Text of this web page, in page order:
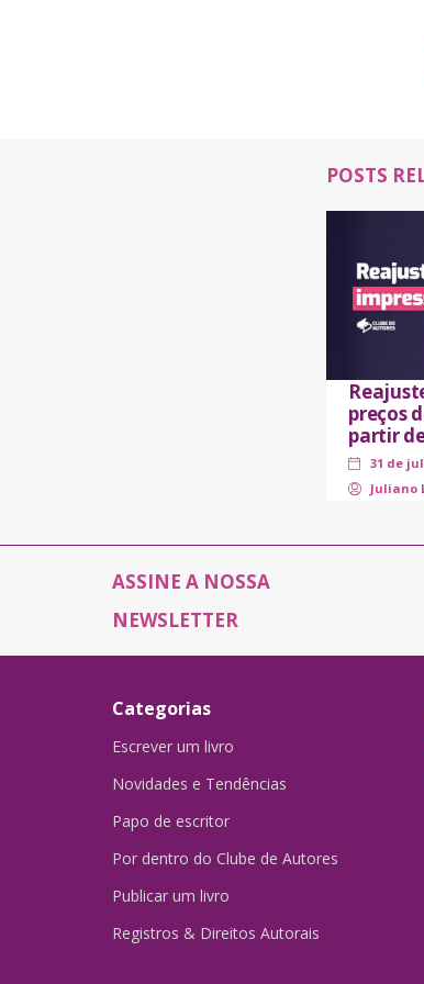
POSTS
preços
partir
31 de
Juliano
ASSINE A NOSSA
NEWSLETTER
Categorias
Escrever um livro
Novidades e Tendências
Papo de escritor
Por dentro do Clube de Autores
Publicar um livro
Registros & Direitos Autorais